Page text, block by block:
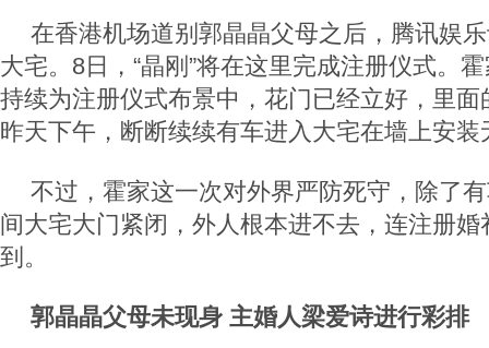
在香港机场道别郭晶晶父母之后，腾讯娱
大宅。8日，“晶刚”将在这里完成注册仪式。
持续为注册仪式布景中，花门已经立好，里
昨天下午，断断续续有车进入大宅在墙上安
不过，霍家这一次对外界严防死守，除了
间大宅大门紧闭，外人根本进不去，连注册
到。
郭晶晶父母未现身 主婚人梁爱诗进行彩排